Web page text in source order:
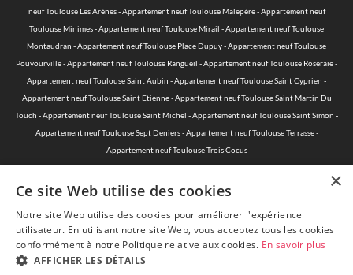
neuf Toulouse Les Arènes-Appartement neuf Toulouse Malepère-Appartement neuf
Toulouse Minimes-Appartement neuf Toulouse Mirail -Appartement neuf Toulouse
Montaudran -Appartement neuf Toulouse Place Dupuy-Appartement neuf Toulouse
Pouvourville-Appartement neuf Toulouse Rangueil -Appartement neuf Toulouse Roseraie-
Appartement neuf Toulouse Saint Aubin -Appartement neuf Toulouse Saint Cyprien -
Appartement neuf Toulouse Saint Etienne-Appartement neuf Toulouse Saint Martin Du
Touch -Appartement neuf Toulouse Saint Michel -Appartement neuf Toulouse Saint Simon -
Appartement neuf Toulouse Sept Deniers-Appartement neuf Toulouse Terrasse-
Appartement neuf Toulouse Trois Cocus
© 2015-2026 Acheter-Neuf-Toulouse.com - Toute reproduction est
interdite —Mentions légales— Politique de protection des données
personnelles
×
Ce site Web utilise des cookies
Notre site Web utilise des cookies pour améliorer l'expérience
utilisateur. En utilisant notre site Web, vous acceptez tous les cookies
conformément à notre Politique relative aux cookies. En savoir plus
AFFICHER LES DÉTAILS